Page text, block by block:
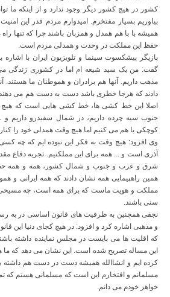
کشور در هیچ کشور دیگر وجود ندارد و از اینکه ما
بیاوریم بسیار مفتخرم. امیدوارم مردم قدر این
همیشه با با هم همدل و همزبان باشند چرا که تنها
حفظ این مملکت در وحدت و همدلی مردم است.
بازیگر پیشکسوت سینما و تلویزیون ایران با اشاره
گفت: من یک سید شیعه ام اما در کشوری زندگی
مذهب داریم. آنها هم برادران و هموطنان ما هستند.
دادند که هرجا خطری باشد دست به دست هم می دهند
اصلا این خط کشی ها، خط کشی هایی است که هیچ
جنوب سیه چرده داریم، در شمال سفیدرو
کوچکی با هم می کنیم اما هیچ وقت همدلی خود را کنار
وی افزود: هیچ وقت به فکر این نبوده ایم که
آذری است و ... همه برای این مملکتیم. تجربه دفاع
شرق و غرب و جنوب و شمال کشور، همه و همه
همین راهپیمایی همه نشان دادند که همه ایرانی و
مملکت و هویت ماست که برای همه است، چه
سنی باشند.
نجفی همچنین به ظرفیت های قانون اساسی در به
و مذهبی اشاره کرد و افزود: در هیچ کجای دنیا این
که اقلیت ها می بایست در مجلس نماینده داشته
این مساله تصریح شده است. این نشان می دهد که ما
کرده ایم و انشاالله همیشه دست در دست هم داشته
مسلمانم و افتخارم این است که مسلمانی هستم که
خواهر خودم می دانم.